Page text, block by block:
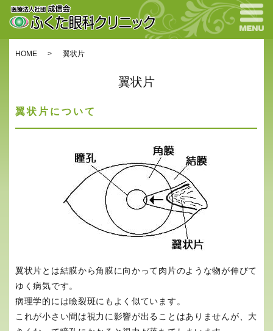
HOME 翼状片
翼状片
翼状片について
翼状片とは結膜から角膜に向かって肉片のような物が伸びて
ゆく病気です。
病理学的には瞼裂斑にもよく似ています。
これが小さい間は視力に影響が出ることはありませんが、大